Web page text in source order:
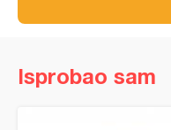
Isprobao sam